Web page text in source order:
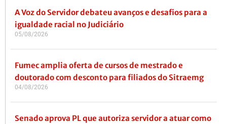
A Voz do Servidor debateu avanços e desafios para a
igualdade racial no Judiciário
05/08/2026
Fumec amplia oferta de cursos de mestrado e
doutorado com desconto para filiados do Sitraemg
04/08/2026
Senado aprova PL que autoriza servidor a atuar como